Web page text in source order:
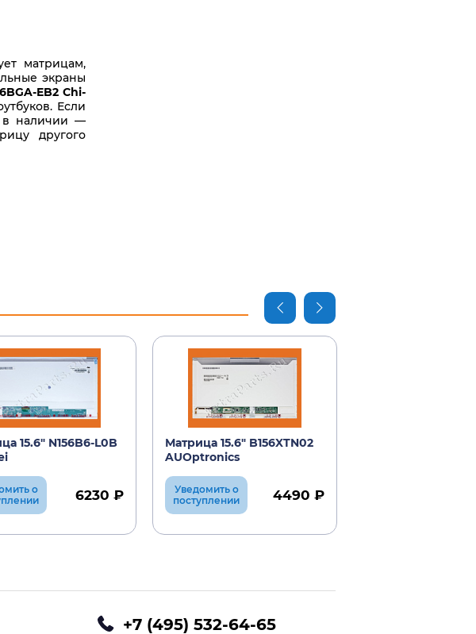
матрицам,
экраны
EB2 Chi-
Если
в наличии —
другого
15.6" N156B6-L0B
о
6230 ₽
Матрица 15.6" B156XTN02
AUOptronics
Уведомить о
поступлении
4490 ₽
+7 (495) 532-64-65